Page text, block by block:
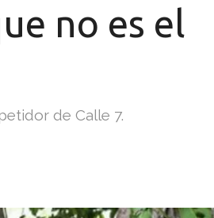
no es el
de Calle 7.